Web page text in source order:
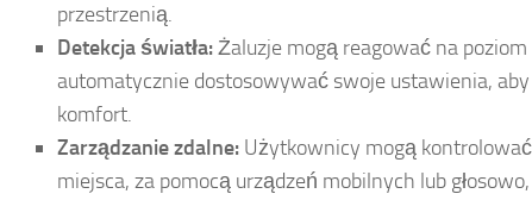
przestrzenią.
Detekcja światła:Żaluzje mogą reagować na
automatycznie dostosowywać swoje ustawienia,
komfort.
Zarządzanie zdalne: Użytkownicy mogą
miejsca, za pomocą urządzeń mobilnych lub